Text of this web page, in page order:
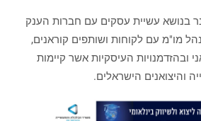
וובינר בנושא עשיית עסקים עם חברות הענק
מו"מ עם לקוחות ושותפים קוראנים,
ובהזדמנויות העיסקיות אשר קיימות
והיצואנים הישראלים.